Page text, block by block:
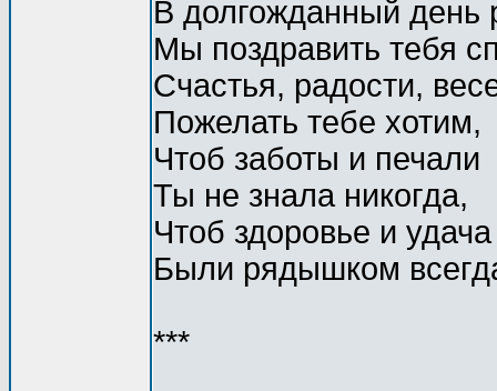
В долгожданный день
Мы поздравить тебя
Счастья, радости,
Пожелать тебе хотим,
Чтоб заботы и печали
Ты не знала никогда,
Чтоб здоровье и удача
Были рядышком
***